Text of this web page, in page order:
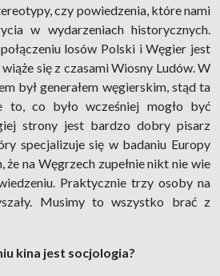
czy powiedzenia, które nami
w wydarzeniach historycznych.
losów Polski i Węgier jest
się z czasami Wiosny Ludów. W
był generałem węgierskim, stąd ta
to, co było wcześniej mogło być
strony jest bardzo dobry pisarz
specjalizuje się w badaniu Europy
na Węgrzech zupełnie nikt nie wie
Praktycznie trzy osoby na
Musimy to wszystko brać z
kina jest socjologia?